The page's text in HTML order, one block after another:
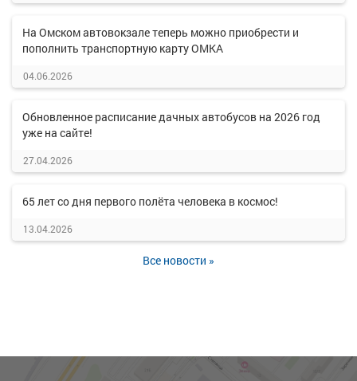
На Омском автовокзале теперь можно приобрести и
пополнить транспортную карту ОМКА
04.06.2026
Обновленное расписание дачных автобусов на 2026 год
уже на сайте!
27.04.2026
65 лет со дня первого полёта человека в космос!
13.04.2026
Все новости »